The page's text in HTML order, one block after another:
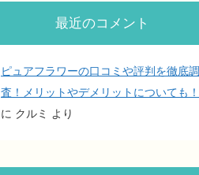
最近のコメント
ピュアフラワーの口コミや評判を徹底調
査！メリットやデメリットについても！
に クルミ より